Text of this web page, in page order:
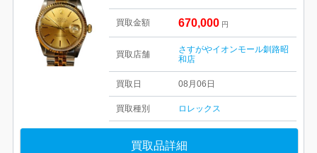
買取金額 670,000 円
買取店舗
さすがやイオンモール釧路昭
和店
買取日 08月06日
買取種別 ロレックス
買取品詳細